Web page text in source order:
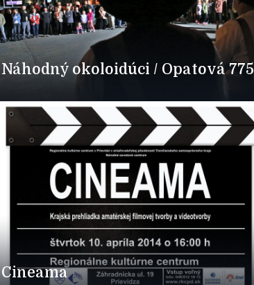
Náhodný okoloidúci / Opatová 775
Cineama